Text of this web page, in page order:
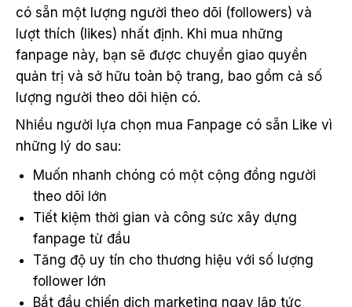
có sẵn một lượng người theo dõi (followers) và
lượt thích (likes) nhất định. Khi mua những
fanpage này, bạn sẽ được chuyển giao quyền
quản trị và sở hữu toàn bộ trang, bao gồm cả số
lượng người theo dõi hiện có.
Nhiều người lựa chọn mua Fanpage có sẵn Like vì
những lý do sau:
Muốn nhanh chóng có một cộng đồng người
theo dõi lớn
Tiết kiệm thời gian và công sức xây dựng
fanpage từ đầu
Tăng độ uy tín cho thương hiệu với số lượng
follower lớn
Bắt đầu chiến dịch marketing ngay lập tức